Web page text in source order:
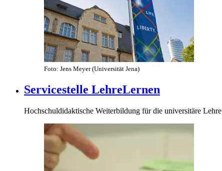
Foto: Jens Meyer (Universität Jena)
Servicestelle LehreLernen
Hochschuldidaktische Weiterbildung für die universitäre Lehre